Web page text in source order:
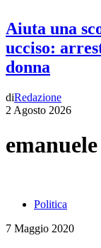
Aiuta una
ucciso:
donna
diRedazione
2 Agosto 2026
Politica
7 Maggio 2020